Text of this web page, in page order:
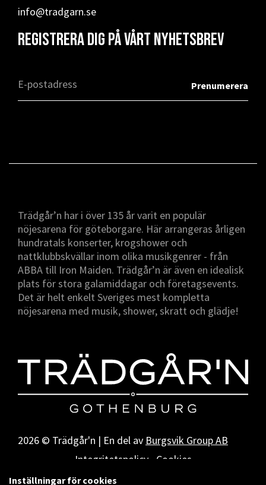
info@tradgarn.se
Registrera dig på vårt nyhetsbrev
Trädgår’n har i över 135 år varit en populär
nöjesarena för göteborgare. Här arrangeras årligen
hundratals konserter, krogshower och
nattklubbskvällar inom olika musikgenrer - från
ABBA till Iron Maiden. Trädgår’n är även en idealisk
plats för stora galamiddagar och företagsevents.
Det är helt enkelt Sveriges mest kompletta
nöjesarena med musik, shower, skratt och glädje!
2026 © Trädgår'n | En del av Burgsvik Group AB
Integritetspolicy
Cookies
Inställningar för cookies